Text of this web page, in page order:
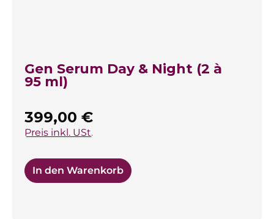
Gen Serum Day & Night (2 à
95 ml)
Regulärer Preis:
399,00 €
Preis inkl. USt.
In den Warenkorb